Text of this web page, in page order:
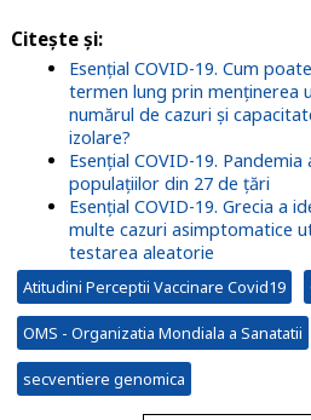
Citește și:
Esențial COVID-19. Cum
termen lung prin menținerea
numărul de cazuri și
izolare?
Esențial COVID-19.
populațiilor din 27 de țări
Esențial COVID-19. Grecia a
multe cazuri asimptomatice
testarea aleatorie
Atitudini Perceptii Vaccinare Covid19
OMS - Organizatia Mondiala a Sanatatii
secventiere genomica